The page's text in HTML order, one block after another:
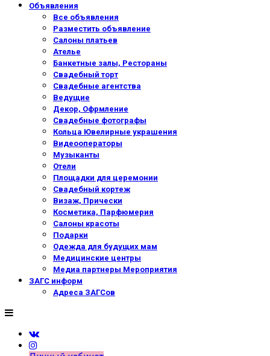
Объявления
Все объявления
Разместить объявление
Салоны платьев
Ателье
Банкетные залы, Рестораны
Свадебный торт
Свадебные агентства
Ведущие
Декор, Офрмление
Свадебные фотографы
Кольца Ювелирные украшения
Видеооператоры
Музыканты
Отели
Площадки для церемонии
Свадебный кортеж
Визаж, Прически
Косметика, Парфюмерия
Салоны красоты
Подарки
Одежда для будущих мам
Медицинские центры
Медиа партнеры Мероприятия
ЗАГС информ
Адреса ЗАГСов